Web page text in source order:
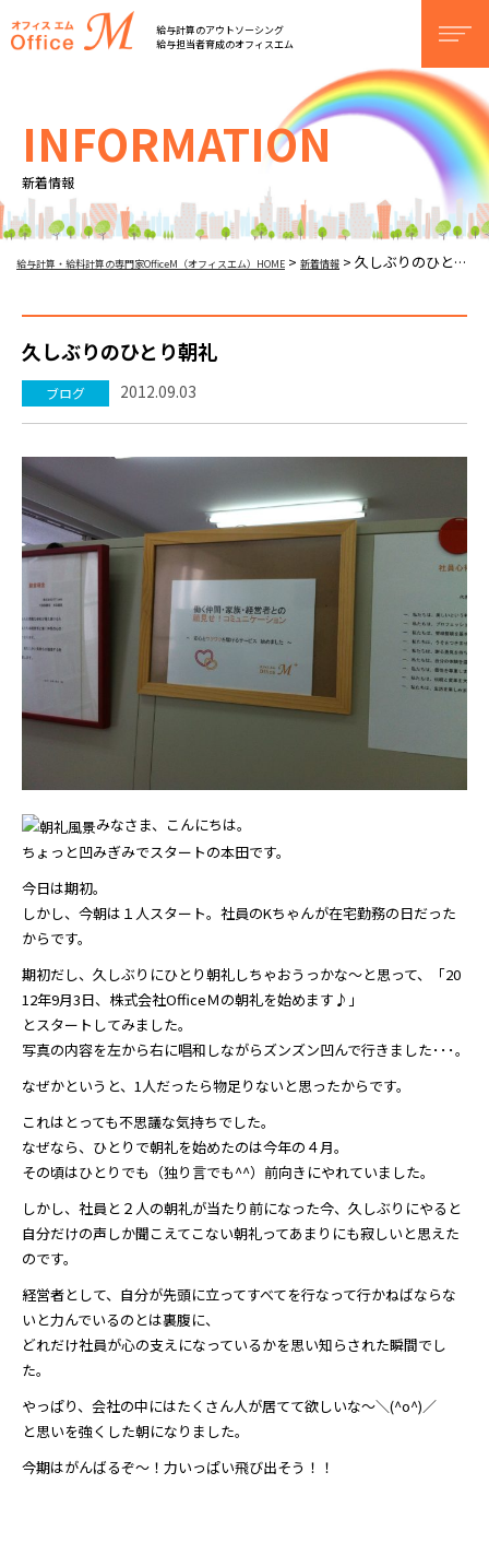
オフィスM
給与計算のアウトソーシング
給与担当者育成のオフィスエム
INFORMATION
新着情報
給与計算・給料計算の専門家OfficeM（オフィスエム）HOME > 新着情報 > 久しぶりのひとり朝礼
久しぶりのひとり朝礼
ブログ 2012.09.03
みなさま、こんにちは。
ちょっと凹みぎみでスタートの本田です。
今日は期初。
しかし、今朝は１人スタート。社員のKちゃんが在宅勤務の日だった
からです。
期初だし、久しぶりにひとり朝礼しちゃおうっかな～と思って、「20
12年9月3日、株式会社OfficeＭの朝礼を始めます♪」
とスタートしてみました。
写真の内容を左から右に唱和しながらズンズン凹んで行きました･･･｡
なぜかというと、1人だったら物足りないと思ったからです。
これはとっても不思議な気持ちでした。
なぜなら、ひとりで朝礼を始めたのは今年の４月。
その頃はひとりでも（独り言でも^^）前向きにやれていました。
しかし、社員と２人の朝礼が当たり前になった今、久しぶりにやると
自分だけの声しか聞こえてこない朝礼ってあまりにも寂しいと思えた
のです。
経営者として、自分が先頭に立ってすべてを行なって行かねばならな
いと力んでいるのとは裏腹に、
どれだけ社員が心の支えになっているかを思い知らされた瞬間でし
た。
やっぱり、会社の中にはたくさん人が居てて欲しいな～＼(^o^)／
と思いを強くした朝になりました。
今期はがんばるぞ～！力いっぱい飛び出そう！！